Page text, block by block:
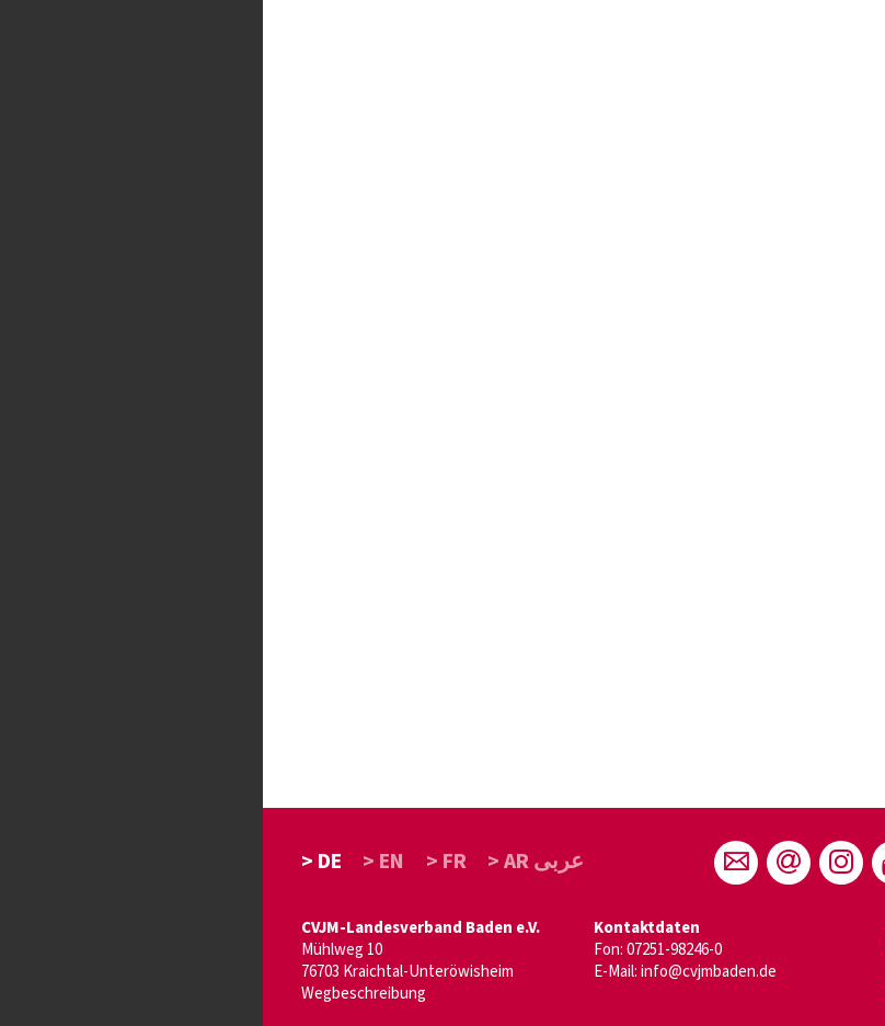
> DE > EN > FR > AR عربى
CVJM-Landesverband Baden e.V.
Mühlweg 10
76703 Kraichtal-Unteröwisheim
Wegbeschreibung
Kontaktdaten
Fon: 07251-98246-0
E-Mail:info@cvjmbaden.de